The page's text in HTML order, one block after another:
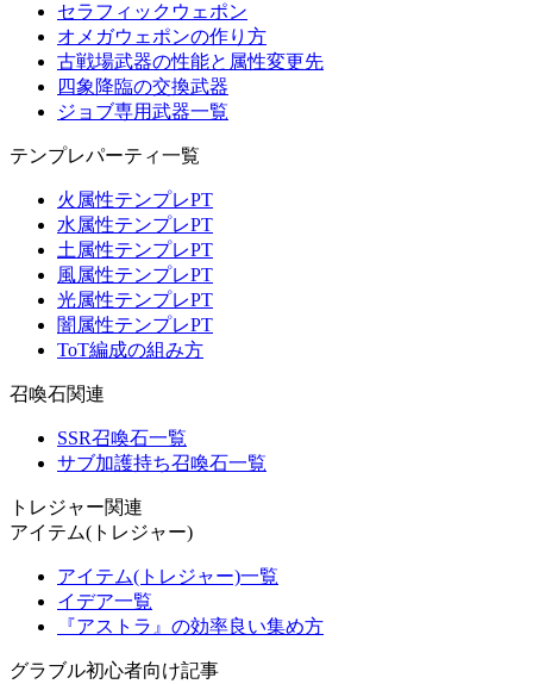
セラフィックウェポン
オメガウェポンの作り方
古戦場武器の性能と属性変更先
四象降臨の交換武器
ジョブ専用武器一覧
テンプレパーティ一覧
火属性テンプレPT
水属性テンプレPT
土属性テンプレPT
風属性テンプレPT
光属性テンプレPT
闇属性テンプレPT
ToT編成の組み方
召喚石関連
SSR召喚石一覧
サブ加護持ち召喚石一覧
トレジャー関連
アイテム(トレジャー)
アイテム(トレジャー)一覧
イデア一覧
『アストラ』の効率良い集め方
グラブル初心者向け記事